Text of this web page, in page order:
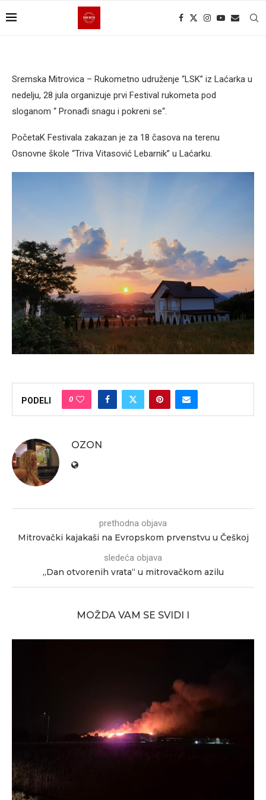
Sremska Mitrovica – Rukometno udruženje “LSK” iz Laćarka u
nedelju, 28 jula organizuje prvi Festival rukometa pod
sloganom “ Pronađi snagu i pokreni se“.
PočetaK Festivala zakazan je za 18 časova na terenu
Osnovne škole “Triva Vitasović Lebarnik” u Laćarku.
PODELI 0
OZON
prethodna objava
Mitrovački kajakaši na Evropskom prvenstvu u Češkoj
sledeća objava
„Dan otvorenih vrata“ u mitrovačkom azilu
MOŽDA VAM SE SVIDI I